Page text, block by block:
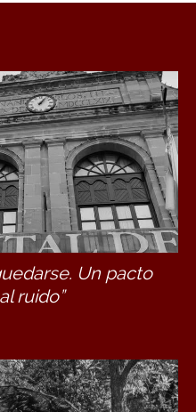
Un pacto
ruido”